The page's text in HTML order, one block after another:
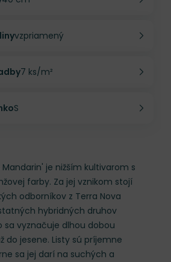
vzpriamený
7 ks/m²
S
je nižším kultivarom s
farby. Za jej vznikom stojí
odborníkov z Terra Nova
hybridných druhov
vyznačuje dlhou dobou
do jesene. Listy sú príjemne
sa jej darí na suchých a